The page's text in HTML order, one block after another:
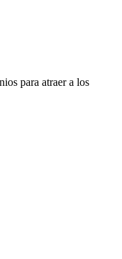
para atraer a los